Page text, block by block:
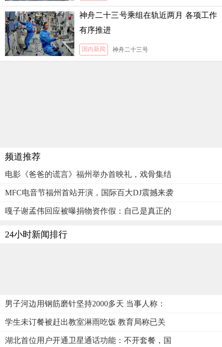
神舟二十三号乘组在轨近两月 各项工作
有序推进
国内新闻 神舟二十三号
频道推荐
电影《爸爸的谎言》福州举办首映礼，戏骨集结
MFC电音节福州首站开演，国际百大DJ震撼来袭
嘎子谢孟伟回应被曝捐物资作假：自己是真正的
24小时新闻排行
男子河边用钢筋磨针坚持2000多天 当事人称：
学生未订餐被赶出教室淋雨吃饭 教育局称已关
湖北首位用户开通卫星通话功能：不开套餐，国